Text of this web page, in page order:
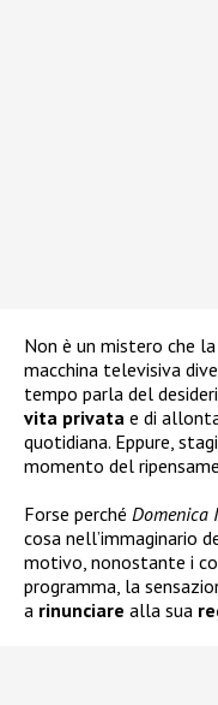
Non è un mistero che
macchina televisiva
tempo parla del
vita privata e di
quotidiana. Eppure,
momento del
Forse perché Domenica
cosa nell’immaginario
motivo, nonostante i
programma, la
a rinunciare alla sua